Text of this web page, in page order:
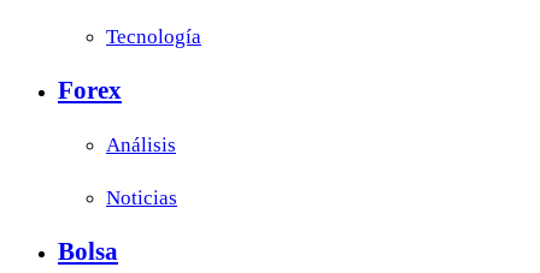
Tecnología
Forex
Análisis
Noticias
Bolsa